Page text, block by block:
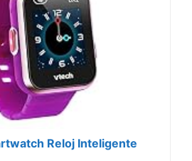
Reloj Inteligente